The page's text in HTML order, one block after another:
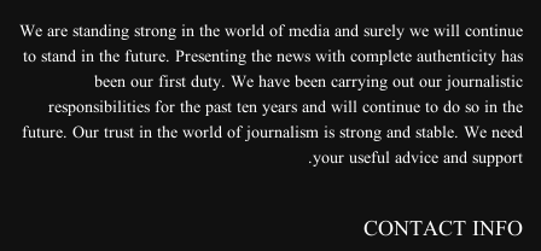
We are standing strong in the world of media and surely we will continue
to stand in the future. Presenting the news with complete authenticity has
been our first duty. We have been carrying out our journalistic
responsibilities for the past ten years and will continue to do so in the
future. Our trust in the world of journalism is strong and stable. We need
your useful advice and support.
CONTACT INFO